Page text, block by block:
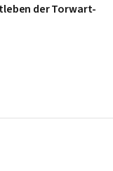
der Torwart-